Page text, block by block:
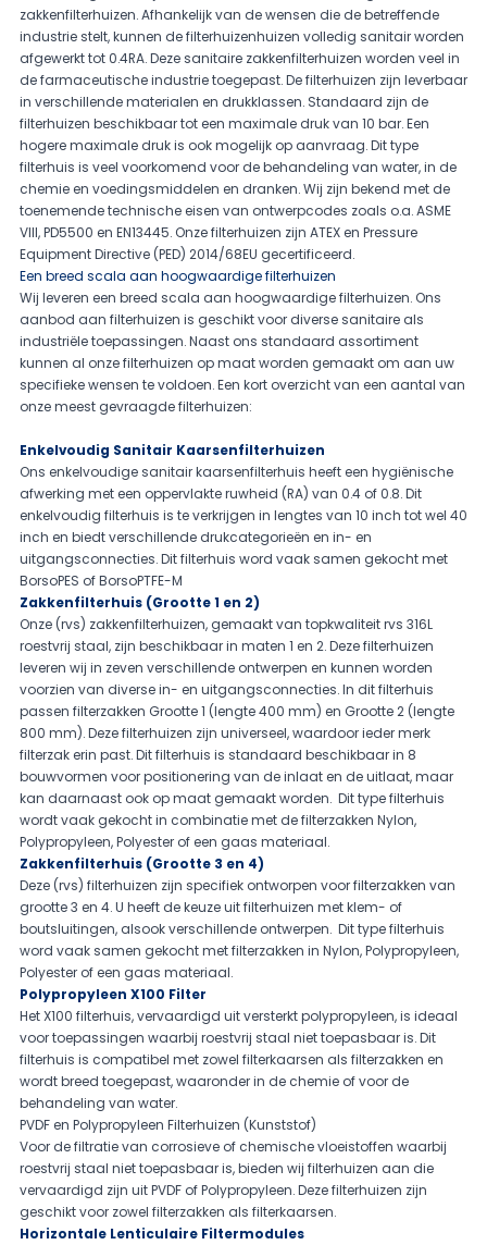
zakkenfilterhuizen. Afhankelijk van de wensen die de betreffende
industrie stelt, kunnen de filterhuizenhuizen volledig sanitair worden
afgewerkt tot 0.4RA. Deze sanitaire zakkenfilterhuizen worden veel in
de farmaceutische industrie toegepast. De filterhuizen zijn leverbaar
in verschillende materialen en drukklassen. Standaard zijn de
filterhuizen beschikbaar tot een maximale druk van 10 bar. Een
hogere maximale druk is ook mogelijk op aanvraag. Dit type
filterhuis is veel voorkomend voor de behandeling van water, in de
chemie en voedingsmiddelen en dranken. Wij zijn bekend met de
toenemende technische eisen van ontwerpcodes zoals o.a. ASME
VIII, PD5500 en EN13445. Onze filterhuizen zijn ATEX en Pressure
Equipment Directive (PED) 2014/68EU gecertificeerd.
Een breed scala aan hoogwaardige filterhuizen
Wij leveren een breed scala aan hoogwaardige filterhuizen. Ons
aanbod aan filterhuizen is geschikt voor diverse sanitaire als
industriële toepassingen. Naast ons standaard assortiment
kunnen al onze filterhuizen op maat worden gemaakt om aan uw
specifieke wensen te voldoen. Een kort overzicht van een aantal van
onze meest gevraagde filterhuizen:
Enkelvoudig Sanitair Kaarsenfilterhuizen
Ons enkelvoudige sanitair kaarsenfilterhuis heeft een hygiënische
afwerking met een oppervlakte ruwheid (RA) van 0.4 of 0.8. Dit
enkelvoudig filterhuis is te verkrijgen in lengtes van 10 inch tot wel 40
inch en biedt verschillende drukcategorieën en in- en
uitgangsconnecties. Dit filterhuis word vaak samen gekocht met
BorsoPES ofBorsoPTFE-M
Zakkenfilterhuis (Grootte 1 en 2)
Onze (rvs) zakkenfilterhuizen, gemaakt van topkwaliteit rvs 316L
roestvrij staal, zijn beschikbaar in maten 1 en 2. Deze filterhuizen
leveren wij in zeven verschillende ontwerpen en kunnen worden
voorzien van diverse in- en uitgangsconnecties. In dit filterhuis
passen filterzakken Grootte 1 (lengte 400 mm) en Grootte 2 (lengte
800 mm). Deze filterhuizen zijn universeel, waardoor ieder merk
filterzak erin past. Dit filterhuis is standaard beschikbaar in 8
bouwvormen voor positionering van de inlaat en de uitlaat, maar
kan daarnaast ook op maat gemaakt worden. Dit type filterhuis
wordt vaak gekocht in combinatie met de filterzakken Nylon,
Polypropyleen,Polyester of een gaas materiaal.
Zakkenfilterhuis (Grootte 3 en 4)
Deze (rvs) filterhuizen zijn specifiek ontworpen voor filterzakken van
grootte 3 en 4. U heeft de keuze uit filterhuizen met klem- of
boutsluitingen, alsook verschillende ontwerpen. Dit type filterhuis
word vaak samen gekocht met filterzakken in Nylon,Polypropyleen,
Polyesterof een gaas materiaal.
Polypropyleen X100 Filter
Het X100 filterhuis, vervaardigd uit versterkt polypropyleen, is ideaal
voor toepassingen waarbij roestvrij staal niet toepasbaar is. Dit
filterhuis is compatibel met zowel filterkaarsen als filterzakken en
wordt breed toegepast, waaronder in de chemie of voor de
behandeling van water.
PVDF en Polypropyleen Filterhuizen (Kunststof)
Voor de filtratie van corrosieve of chemische vloeistoffen waarbij
roestvrij staal niet toepasbaar is, bieden wij filterhuizen aan die
vervaardigd zijn uit PVDF of Polypropyleen. Deze filterhuizen zijn
geschikt voor zowel filterzakken als filterkaarsen.
Horizontale Lenticulaire Filtermodules